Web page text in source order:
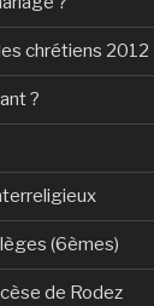
chrétiens 2012
?
(6èmes)
de Rodez